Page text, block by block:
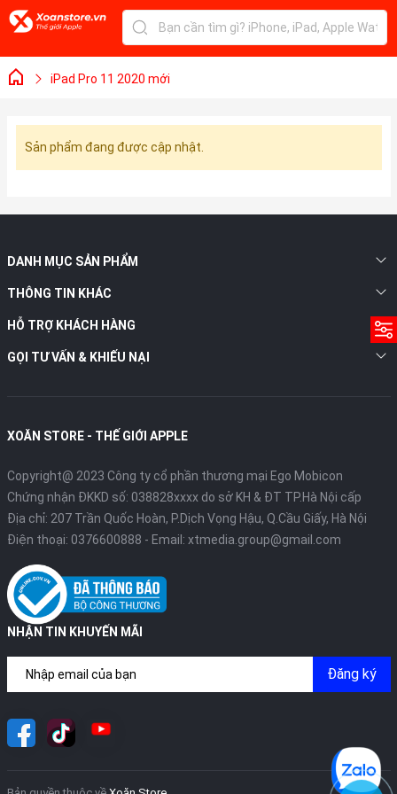
iPad Pro 11 2020 mới
Sản phẩm đang được cập nhật.
DANH MỤC SẢN PHẨM
THÔNG TIN KHÁC
HỖ TRỢ KHÁCH HÀNG
GỌI TƯ VẤN & KHIẾU NẠI
XOĂN STORE - THẾ GIỚI APPLE
Copyright@ 2023 Công ty cổ phần thương mại Ego Mobicon
Chứng nhận ĐKKD số: 038828xxxx do sở KH & ĐT TP.Hà Nội cấp
Địa chỉ: 207 Trần Quốc Hoàn, P.Dịch Vọng Hậu, Q.Cầu Giấy, Hà Nội
Điện thoại: 0376600888 - Email: xtmedia.group@gmail.com
NHẬN TIN KHUYẾN MÃI
Đăng ký